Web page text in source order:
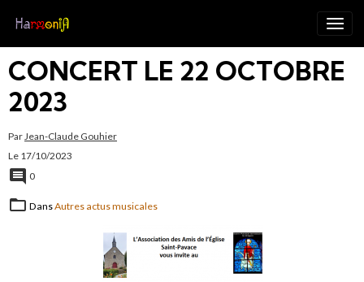
CONCERT LE 22 OCTOBRE
2023
ParJean-Claude Gouhier
Le 17/10/2023
0
DansAutres actus musicales